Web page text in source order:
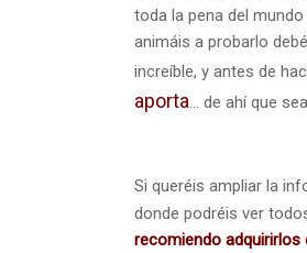
toda la pena del
animáis a probarlo
increíble, y antes de
aporta... de ahí que
Si queréis ampliar la
donde podréis ver
recomiendo adquirirlos